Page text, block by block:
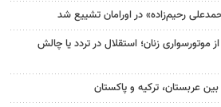
رحیم‌زاده» در اورامان تشییع شد
موتورسواری زنان؛ استقلال در تردد یا چالش
عربستان، ترکیه و پاکستان